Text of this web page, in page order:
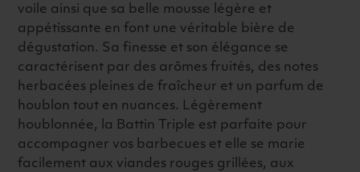
voile ainsi que sa belle mousse légère et
appétissante en font une véritable bière de
dégustation. Sa finesse et son élégance se
caractérisent par des arômes fruités, des notes
herbacées pleines de fraîcheur et un parfum de
houblon tout en nuances. Légèrement
houblonnée, la Battin Triple est parfaite pour
accompagner vos barbecues et elle se marie
facilement aux viandes rouges grillées, aux